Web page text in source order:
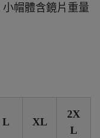
小帽體含鏡片重量
L XL
2X
L